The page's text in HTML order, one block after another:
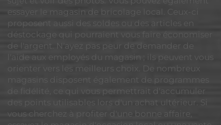
essayer le magasin de bricolage local. Ceux-ci
proposent aussi des soldes ou des articles en
déstockage qui pourraient vous faire économiser
de l'argent. N'ayez pas peur de demander de
l'aide aux employés du magasin ; ils peuvent vous
orienter vers les meilleurs choix. De nombreux
magasins disposent également de programmes
de fidélité, ce qui vous permettrait d'accumuler
des points utilisables lors d'un achat ultérieur. Si
vous cherchez à profiter d'une bonne affaire,